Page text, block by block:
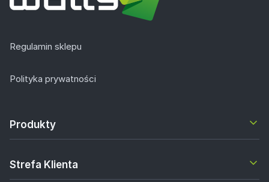
Regulamin sklepu
Polityka prywatności
Produkty
Strefa Klienta